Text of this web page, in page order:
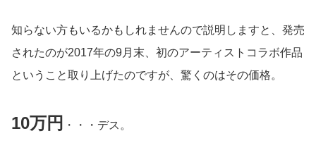
知らない方もいるかもしれませんので説明しますと、発売
されたのが2017年の9月末、初のアーティストコラボ作品
ということ取り上げたのですが、驚くのはその価格。
10万円 ・・・デス。